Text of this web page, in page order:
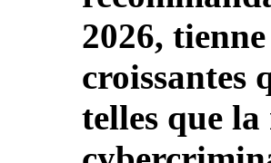
2026,
croissantes
telles que